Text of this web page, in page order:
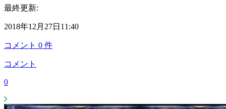
最終更新:
2018年12月27日11:40
コメント 0 件
コメント
0